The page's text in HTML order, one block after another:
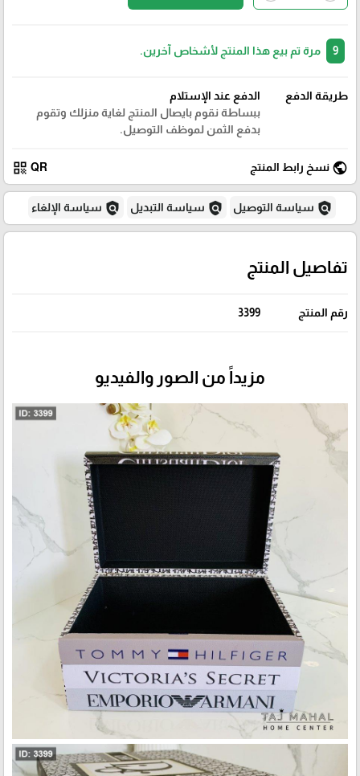
مرة تم بيع هذا المنتج لأشخاص آخرين.
طريقة الدفع
الدفع عند الإستلام
ببساطة نقوم بايصال المنتج لغاية منزلك وتقوم
بدفع الثمن لموظف التوصيل.
public نسخ رابط المنتج QR
qr_code
policy سياسة التوصيل policy سياسة التبديل policy سياسة الإلغاء
تفاصيل المنتج
رقم المنتج 3399
مزيداً من الصور والفيديو